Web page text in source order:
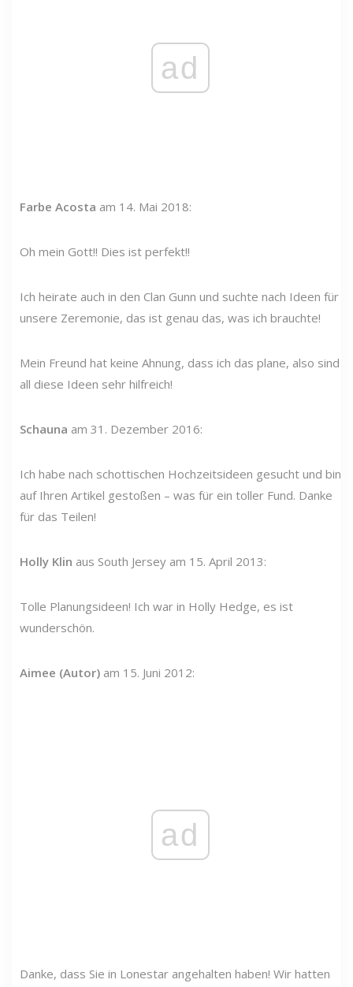
ad
Farbe Acosta am 14. Mai 2018:
Oh mein Gott!! Dies ist perfekt!!
Ich heirate auch in den Clan Gunn und suchte nach Ideen für
unsere Zeremonie, das ist genau das, was ich brauchte!
Mein Freund hat keine Ahnung, dass ich das plane, also sind
all diese Ideen sehr hilfreich!
Schauna am 31. Dezember 2016:
Ich habe nach schottischen Hochzeitsideen gesucht und bin
auf Ihren Artikel gestoßen – was für ein toller Fund. Danke
für das Teilen!
Holly Klin aus South Jersey am 15. April 2013:
Tolle Planungsideen! Ich war in Holly Hedge, es ist
wunderschön.
Aimee (Autor) am 15. Juni 2012:
ad
Danke, dass Sie in Lonestar angehalten haben! Wir hatten